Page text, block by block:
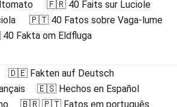
🇫🇷 40 Faits sur Luciole
🇵🇹 40 Fatos sobre Vaga-lume
Fakta om Eldfluga
🇩🇪 Fakten auf Deutsch
🇪🇸 Hechos en Español
🇧🇷 🇵🇹 Fatos em português